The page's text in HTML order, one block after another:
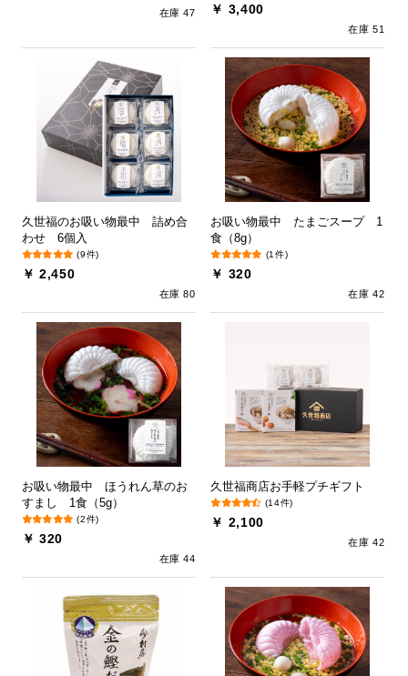
在庫 47 ￥ 3,400
在庫 51
久世福のお吸い物最中 詰め合
わせ 6個入
(9件)
￥ 2,450
在庫 80
お吸い物最中 たまごスープ 1
食（8g）
(1件)
￥ 320
在庫 42
お吸い物最中 ほうれん草のお
すまし 1食（5g）
(2件)
￥ 320
在庫 44
久世福商店お手軽プチギフト
(14件)
￥ 2,100
在庫 42